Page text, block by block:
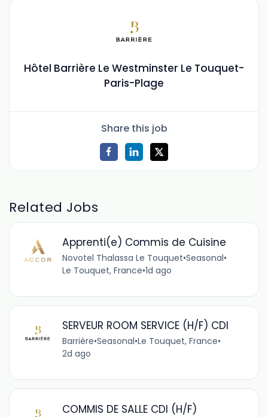
Hôtel Barrière Le Westminster Le Touquet-
Paris-Plage
Share this job
Related Jobs
Apprenti(e) Commis de Cuisine
Novotel Thalassa Le Touquet•Seasonal•
Le Touquet, France•1d ago
SERVEUR ROOM SERVICE (H/F) CDI
Barrière•Seasonal•Le Touquet, France•
2d ago
COMMIS DE SALLE CDI (H/F)